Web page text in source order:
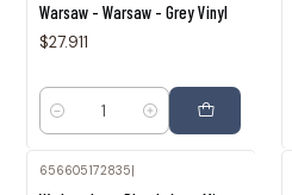
Warsaw - Warsaw - Grey Vinyl
$27.911
Cantidad
656605172835|